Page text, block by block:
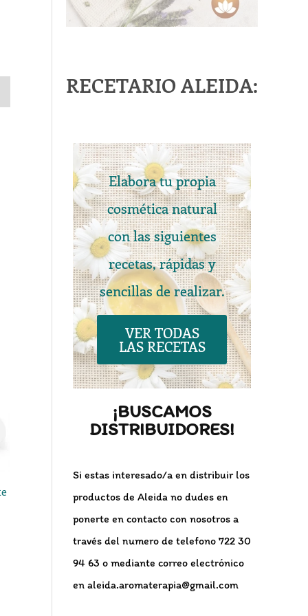
RECETARIO ALEIDA:
Elabora tu propia
cosmética natural
con las siguientes
recetas, rápidas y
sencillas de realizar.
VER TODAS
LAS RECETAS
¡BUSCAMOS
DISTRIBUIDORES!
Si estas interesado/a en distribuir los
productos de Aleida no dudes en
ponerte en contacto con nosotros a
través del numero de telefono 722 30
94 63 o mediante correo electrónico
en aleida.aromaterapia@gmail.com